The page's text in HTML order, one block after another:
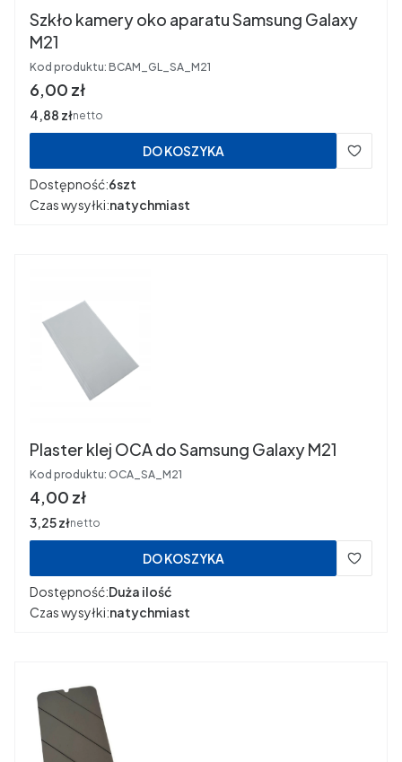
Szkło kamery oko aparatu Samsung Galaxy
M21
Kod produktu: BCAM_GL_SA_M21
Cena
6,00 zł
Cena
4,88 złnetto
DO KOSZYKA
Dostępność:6szt
Czas wysyłki:natychmiast
Plaster klej OCA do Samsung Galaxy M21
Kod produktu: OCA_SA_M21
Cena
4,00 zł
Cena
3,25 złnetto
DO KOSZYKA
Dostępność:Duża ilość
Czas wysyłki:natychmiast